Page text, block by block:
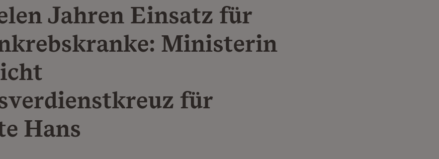
Jahren Einsatz für
Ministerin
für
Hans